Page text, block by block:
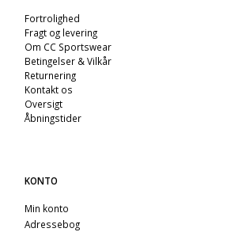
Fortrolighed
Fragt og levering
Om CC Sportswear
Betingelser & Vilkår
Returnering
Kontakt os
Oversigt
Åbningstider
KONTO
Min konto
Adressebog